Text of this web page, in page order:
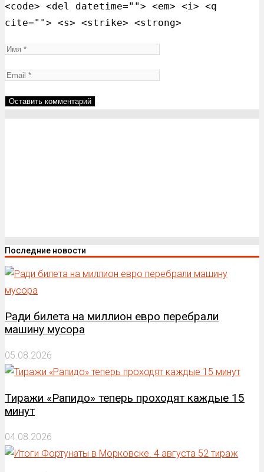
<code> <del datetime=""> <em> <i> <q
cite=""> <s> <strike> <strong>
Последние новости
Ради билета на миллион евро перебрали
машину мусора
05.08.2026
Тиражи «Рапидо» теперь проходят каждые 15
минут
04.08.2026